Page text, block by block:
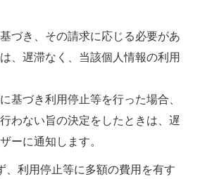
づき、その請求に応じる必要があ
、遅滞なく、当該個人情報の利用
基づき利用停止等を行った場合、
わない旨の決定をしたときは、遅
ーに通知します。
、利用停止等に多額の費用を有す